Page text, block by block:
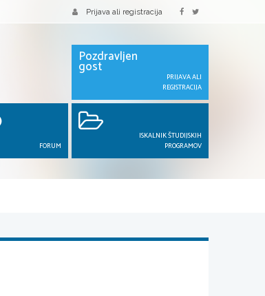
Prijava ali registracija
Pozdravljen
gost
PRIJAVA ALI
REGISTRACIJA
FORUM
ISKALNIK ŠTUDIJSKIH
PROGRAMOV